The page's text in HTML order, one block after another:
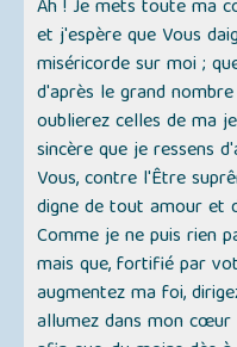
Ah ! Je mets toute ma
et j'espère que Vous
miséricorde sur moi ;
d'après le grand
oublierez celles de ma
sincère que je ressens
Vous, contre l'Être
digne de tout amour et
Comme je ne puis rien
mais que, fortifié par
augmentez ma foi,
allumez dans mon